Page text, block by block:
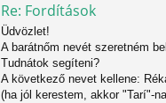
Re: Fordítások
Üdvözlet!
A barátnőm nevét szeretném
Tudnátok segíteni?
A következő nevet kellene:
(ha jól kerestem, akkor "Tarí"-